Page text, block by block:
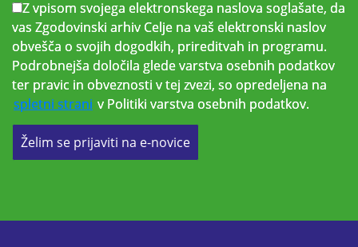
Z vpisom svojega elektronskega naslova soglašate, da
vas Zgodovinski arhiv Celje na vaš elektronski naslov
obvešča o svojih dogodkih, prireditvah in programu.
Podrobnejša določila glede varstva osebnih podatkov
ter pravic in obveznosti v tej zvezi, so opredeljena na
spletni strani v Politiki varstva osebnih podatkov.
Želim se prijaviti na e-novice